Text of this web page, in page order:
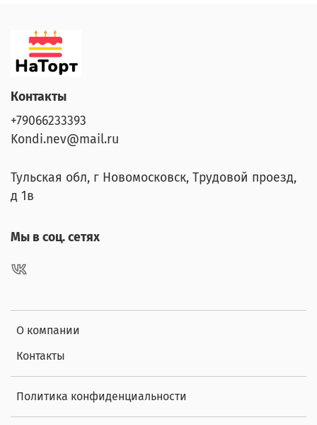
О компании
Контакты
Политика конфиденциальности
Контакты
+79066233393
Kondi.nev@mail.ru
Тульская обл, г Новомосковск, Трудовой проезд,
д 1в
Мы в соц. сетях